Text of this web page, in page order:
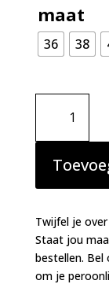
maat
36 38
Marie
Cathia
slip
stylo
blue
Twijfel je
Staat jou
bestellen. Bel
om je